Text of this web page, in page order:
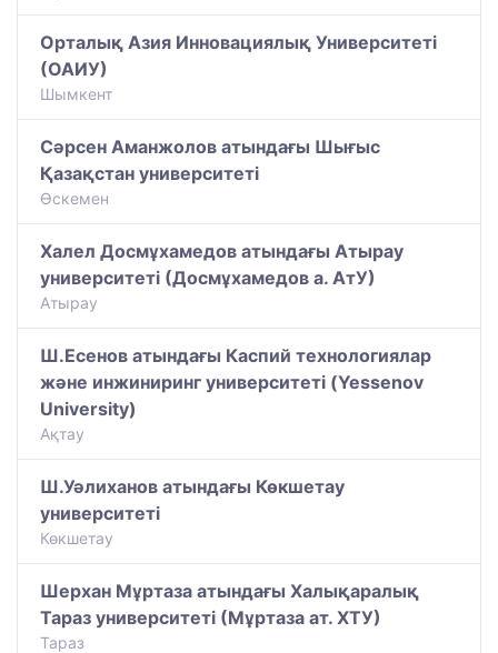
Орталық Азия Инновациялық Университеті
(ОАИУ)
Шымкент
Сәрсен Аманжолов атындағы Шығыс
Қазақстан университеті
Өскемен
Халел Досмұхамедов атындағы Атырау
университеті (Досмұхамедов а. АтУ)
Атырау
Ш.Есенов атындағы Каспий технологиялар
және инжиниринг университеті (Yessenov
University)
Ақтау
Ш.Уәлиханов атындағы Көкшетау
университетi
Көкшетау
Шерхан Мұртаза атындағы Халықаралық
Тараз университеті (Мұртаза ат. ХТУ)
Тараз